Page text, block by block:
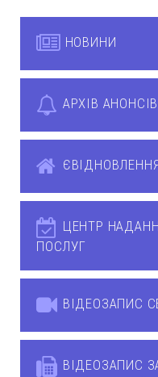
НОВИНИ
АРХІВ АНОНСІВ
ЦЕНТР
ПОСЛУГ
ВІДЕОЗАПИС
ВІДЕОЗАПИС